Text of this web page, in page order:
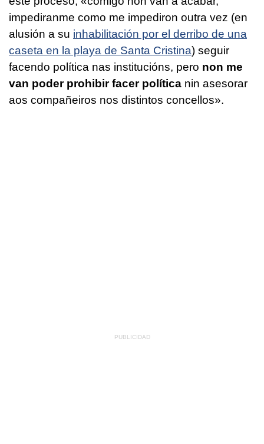
impediranme como me impediron outra vez (en
alusión a su inhabilitación por el derribo de una
caseta en la playa de Santa Cristina) seguir
facendo política nas institucións, pero non me
van poder prohibir facer política nin asesorar
aos compañeiros nos distintos concellos».